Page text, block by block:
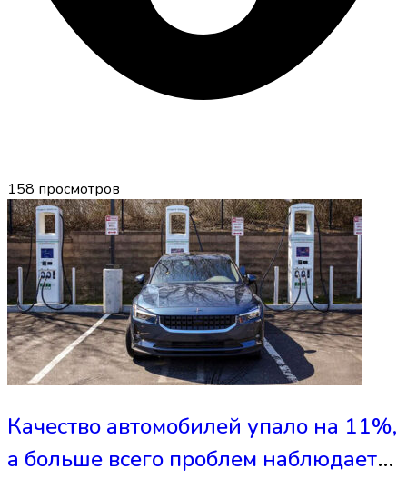
158 просмотров
Качество автомобилей упало на 11%,
а больше всего проблем наблюдается